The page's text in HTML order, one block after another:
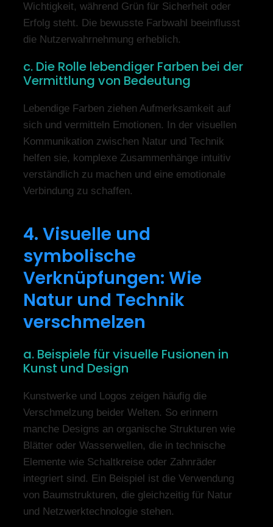
Wichtigkeit, während Grün für Sicherheit oder
Erfolg steht. Die bewusste Farbwahl beeinflusst
die Nutzerwahrnehmung erheblich.
c. Die Rolle lebendiger Farben bei der
Vermittlung von Bedeutung
Lebendige Farben ziehen Aufmerksamkeit auf
sich und vermitteln Emotionen. In der visuellen
Kommunikation zwischen Natur und Technik
helfen sie, komplexe Zusammenhänge intuitiv
verständlich zu machen und eine emotionale
Verbindung zu schaffen.
4. Visuelle und
symbolische
Verknüpfungen: Wie
Natur und Technik
verschmelzen
a. Beispiele für visuelle Fusionen in
Kunst und Design
Kunstwerke und Logos zeigen häufig die
Verschmelzung beider Welten. So erinnern
manche Designs an organische Strukturen wie
Blätter oder Wasserwellen, die in technische
Elemente wie Schaltkreise oder Zahnräder
integriert sind. Ein Beispiel ist die Verwendung
von Baumstrukturen, die gleichzeitig für Natur
und Netzwerktechnologie stehen.